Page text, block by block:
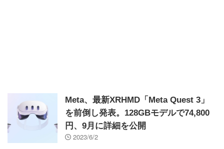
Meta、最新XRHMD「Meta Quest 3」
を前倒し発表。128GBモデルで74,800
円、9月に詳細を公開
2023/6/2